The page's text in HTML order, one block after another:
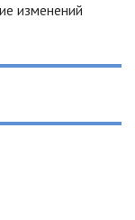
изменений